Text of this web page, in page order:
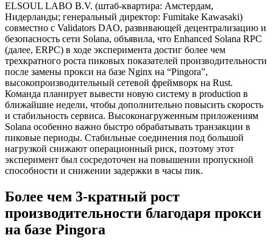
ELSOUL LABO B.V. (штаб-квартира: Амстердам,
Нидерланды; генеральный директор: Fumitake Kawasaki)
совместно с Validators DAO, развивающей децентрализацию и
безопасность сети Solana, объявила, что Enhanced Solana RPC
(далее, ERPC) в ходе эксперимента достиг более чем
трехкратного роста пиковых показателей производительности
после замены прокси на базе Nginx на “Pingora”,
высокопроизводительный сетевой фреймворк на Rust.
Команда планирует вывести новую систему в production в
ближайшие недели, чтобы дополнительно повысить скорость
и стабильность сервиса. Высоконагруженным приложениям
Solana особенно важно быстро обрабатывать транзакции в
пиковые периоды. Стабильные соединения под большой
нагрузкой снижают операционный риск, поэтому этот
эксперимент был сосредоточен на повышении пропускной
способности и снижении задержки в часы пик.
Более чем 3-кратный рост
производительности благодаря прокси
на базе Pingora